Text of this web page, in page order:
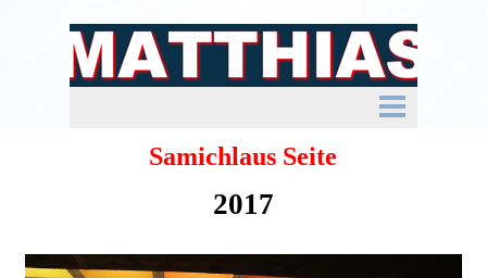
Samichlaus Seite
2017